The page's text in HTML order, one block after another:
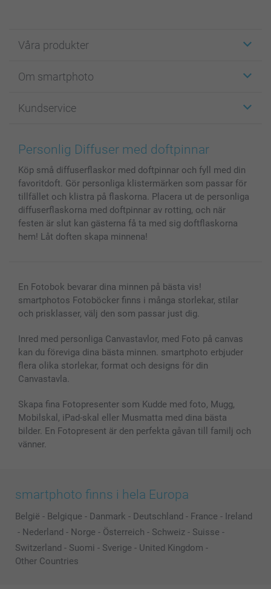
Våra produkter
Fotokort
Fotoböcker
Bilder, Fotoförstoring & Fotohäften
Skal till Mobil & Surfplatta
MyNameBook
Fotoalmanackor & Fotoagenda
Fotoramar & Tillbehör
Presentkort
Alla fotoprodukter
Om smartphoto
För affiliates
Cookie Policy
Villkor och garantier
Investor Relations
Kundservice
smartgaranti
smartbonus
Priser & betalning
Status på beställningar
Personlig Diffuser med doftpinnar
Köp små diffuserflaskor med doftpinnar och fyll med din
favoritdoft. Gör personliga klistermärken som passar för
tillfället och klistra på flaskorna. Placera ut de personliga
diffuserflaskorna med doftpinnar av rotting, och när
festen är slut kan gästerna få ta med sig doftflaskorna
hem! Låt doften skapa minnena!
En Fotobok bevarar dina minnen på bästa vis!
smartphotos Fotoböcker finns i många storlekar, stilar
och prisklasser, välj den som passar just dig.
Inred med personliga Canvastavlor, med Foto på canvas
kan du föreviga dina bästa minnen. smartphoto erbjuder
flera olika storlekar, format och designs för din
Canvastavla.
Skapa fina Fotopresenter som Kudde med foto, Mugg,
Mobilskal, iPad-skal eller Musmatta med dina bästa
bilder. En Fotopresent är den perfekta gåvan till familj och
vänner.
smartphoto finns i hela Europa
België - Belgique - Danmark - Deutschland - France - Ireland
- Nederland - Norge - Österreich - Schweiz - Suisse -
Switzerland - Suomi - Sverige - United Kingdom -
Other Countries